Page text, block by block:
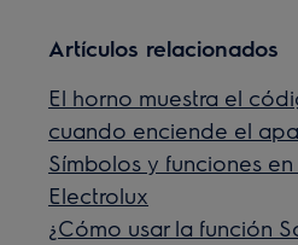
Artículos relacionados
El horno muestra el
cuando enciende el
Símbolos y funciones
Electrolux
¿Cómo usar la función